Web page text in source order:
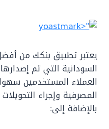
يعتبر تطبيق بنكك من
السودانية التي تم
العملاء المستخدمين
المصرفية وإجراء
بالإضافة إلى: